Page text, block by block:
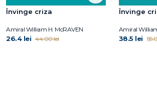
Învinge criza
Amiral William H. McRAVEN
26.4 lei 44.00 lei
Învinge
Amiral
38.5 lei